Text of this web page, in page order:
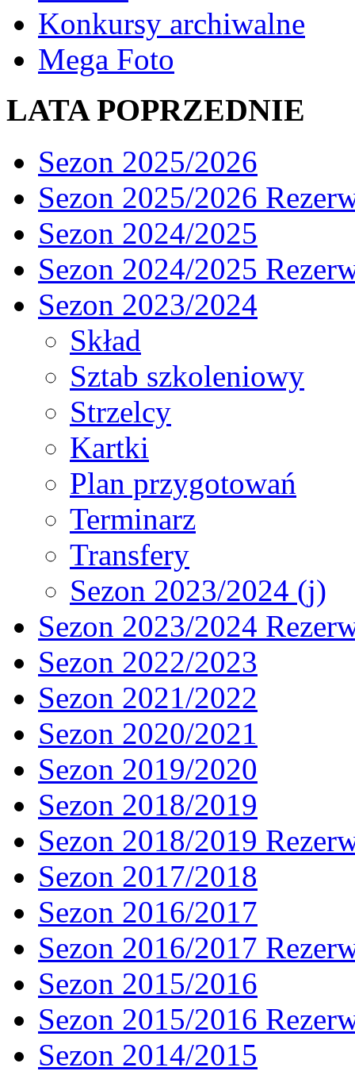
Konkursy archiwalne
Mega Foto
LATA POPRZEDNIE
Sezon 2025/2026
Sezon 2025/2026
Sezon 2024/2025
Sezon 2024/2025
Sezon 2023/2024
Skład
Sztab szkoleniowy
Strzelcy
Kartki
Plan przygotowań
Terminarz
Transfery
Sezon 2023/2024 (j)
Sezon 2023/2024
Sezon 2022/2023
Sezon 2021/2022
Sezon 2020/2021
Sezon 2019/2020
Sezon 2018/2019
Sezon 2018/2019
Sezon 2017/2018
Sezon 2016/2017
Sezon 2016/2017
Sezon 2015/2016
Sezon 2015/2016
Sezon 2014/2015